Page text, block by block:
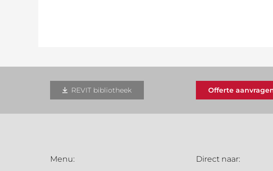
REVIT bibliotheek Offerte
Menu: Direct naar: